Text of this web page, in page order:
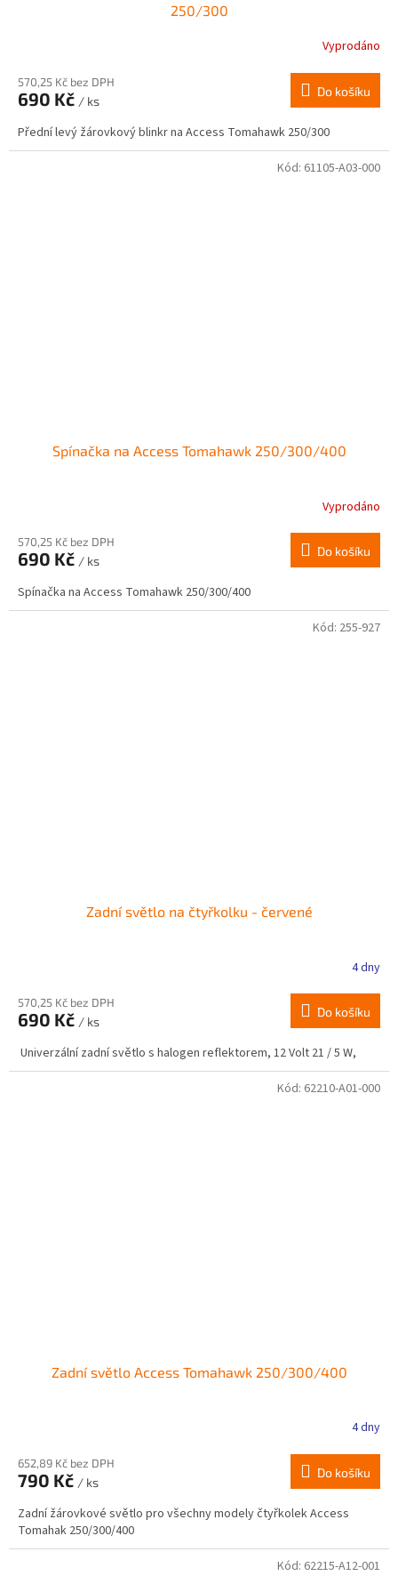
250/300
Vyprodáno
570,25 Kč bez DPH
690 Kč / ks
Do košíku
Přední levý žárovkový blinkr na Access Tomahawk 250/300
Spínačka na Access Tomahawk 250/300/400
Vyprodáno
570,25 Kč bez DPH
690 Kč / ks
Do košíku
Spínačka na Access Tomahawk 250/300/400
Kód: 61105-A03-000
Zadní světlo na čtyřkolku - červené
4 dny
570,25 Kč bez DPH
690 Kč / ks
Do košíku
Univerzální zadní světlo s halogen reflektorem, 12 Volt 21 / 5 W,
Kód: 255-927
Zadní světlo Access Tomahawk 250/300/400
4 dny
652,89 Kč bez DPH
790 Kč / ks
Do košíku
Zadní žárovkové světlo pro všechny modely čtyřkolek Access
Tomahak 250/300/400
Kód: 62210-A01-000
Kód: 62215-A12-001